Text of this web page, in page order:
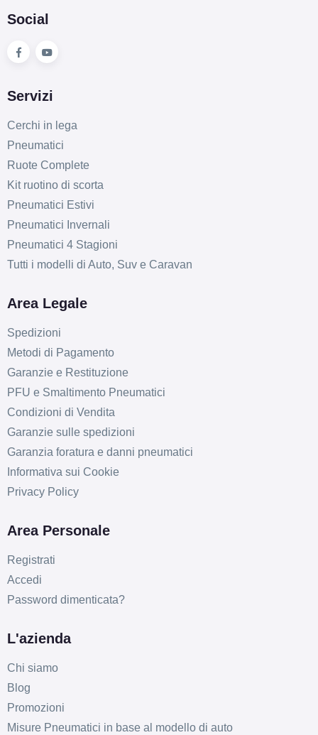
Social
Servizi
Cerchi in lega
Pneumatici
Ruote Complete
Kit ruotino di scorta
Pneumatici Estivi
Pneumatici Invernali
Pneumatici 4 Stagioni
Tutti i modelli di Auto, Suv e Caravan
Area Legale
Spedizioni
Metodi di Pagamento
Garanzie e Restituzione
PFU e Smaltimento Pneumatici
Condizioni di Vendita
Garanzie sulle spedizioni
Garanzia foratura e danni pneumatici
Informativa sui Cookie
Privacy Policy
Area Personale
Registrati
Accedi
Password dimenticata?
L'azienda
Chi siamo
Blog
Promozioni
Misure Pneumatici in base al modello di auto